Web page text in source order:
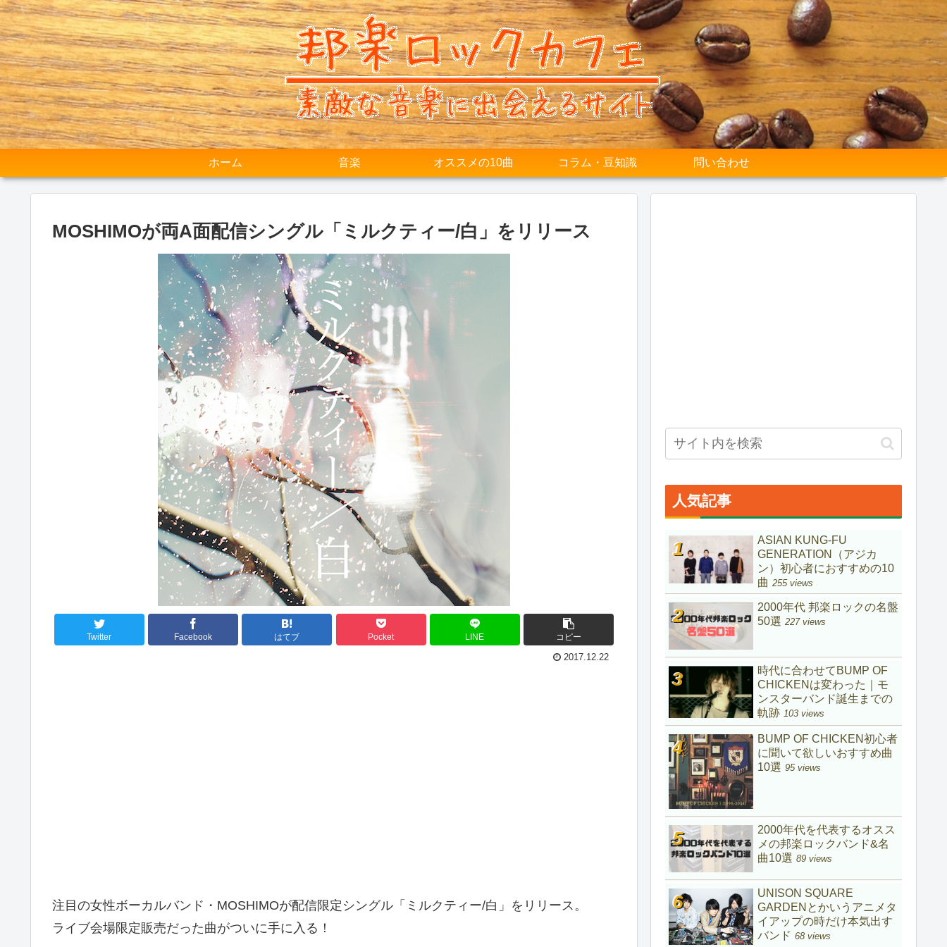
ホーム 音楽 オススメの10曲 コラム・豆知識 問い合わせ
MOSHIMOが両A面配信シングル「ミルクティー/白」をリリース
Twitter Facebook はてブ Pocket LINE コピー
2017.12.22
注目の女性ボーカルバンド・MOSHIMOが配信限定シングル「ミルクティー/白」をリリース。
ライブ会場限定販売だった曲がついに手に入る！
人気記事
ASIAN KUNG-FU
GENERATION（アジカ
ン）初心者におすすめの10
曲 255 views
2000年代 邦楽ロックの名盤
50選 227 views
時代に合わせてBUMP OF
CHICKENは変わった｜モ
ンスターバンド誕生までの
軌跡 103 views
BUMP OF CHICKEN初心者
に聞いて欲しいおすすめ曲
10選 95 views
2000年代を代表するオスス
メの邦楽ロックバンド&名
曲10選 89 views
UNISON SQUARE
GARDENとかいうアニメタ
イアップの時だけ本気出す
バンド 68 views